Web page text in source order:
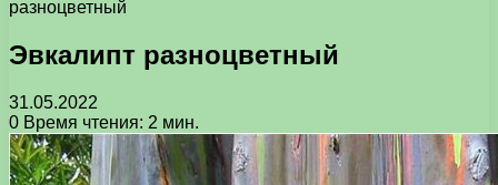
разноцветный
Эвкалипт разноцветный
31.05.2022
0 Время чтения: 2 мин.